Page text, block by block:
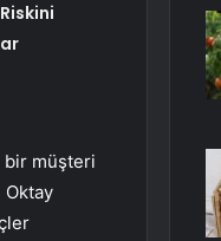
bir müşteri